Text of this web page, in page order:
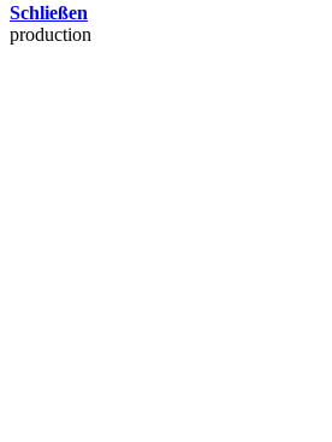
Schließen
production